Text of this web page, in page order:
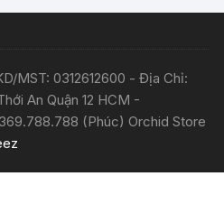
MST: 0312612600 - Địa Chỉ:
An Quận 12 HCM -
(Phúc) Orchid Store